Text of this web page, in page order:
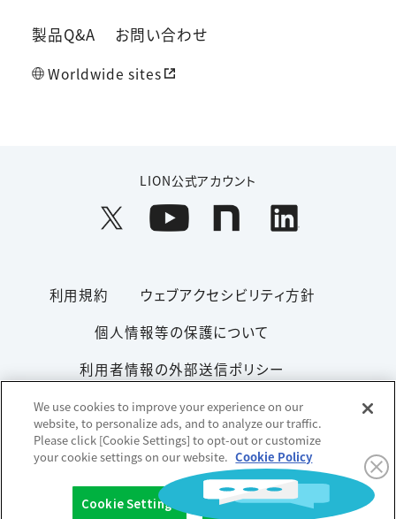
製品Q&A お問い合わせ
Worldwide sites
LION公式アカウント
利用規約
ウェブアクセシビリティ方針
個人情報等の保護について
利用者情報の外部送信ポリシー
ソーシャルメディアポリシー
サイトマップ
Copyright© 1996-2026 Lion Corporation. All rights reserved.
We use cookies to improve your experience on our
website, to personalize ads, and to analyze our traffic.
Please click [Cookie Settings] to opt-out or customize
your cookie settings on our website. Cookie Policy
Cookie Settings OK